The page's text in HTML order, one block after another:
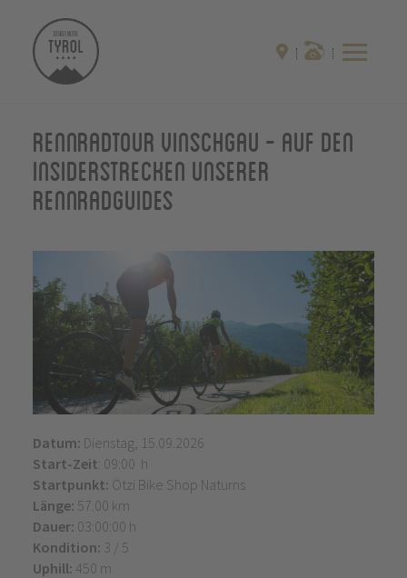
Rennradtour Vinschgau - auf den
Insiderstrecken unserer
Rennradguides
Datum: Dienstag, 15.09.2026
Start-Zeit: 09:00 h
Startpunkt: Ötzi Bike Shop Naturns
Länge: 57.00 km
Dauer: 03:00:00 h
Kondition: 3 / 5
Uphill: 450 m